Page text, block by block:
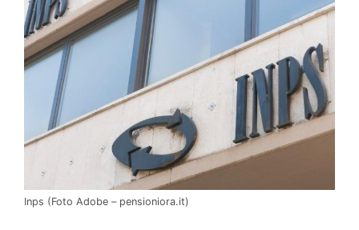
Inps (Foto Adobe – pensioniora.it)